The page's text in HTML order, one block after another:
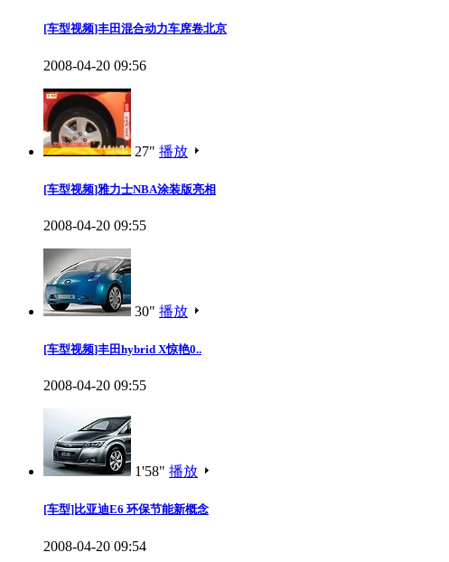
[车型视频]丰田混合动力车席卷北京
2008-04-20 09:56
27" 播放
[车型视频]雅力士NBA涂装版亮相
2008-04-20 09:55
30" 播放
[车型视频]丰田hybrid X惊艳0..
2008-04-20 09:55
1'58" 播放
[车型]比亚迪E6 环保节能新概念
2008-04-20 09:54